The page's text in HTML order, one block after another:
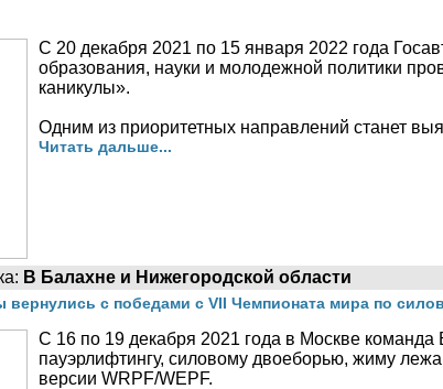
С 20 декабря 2021 по 15 января 2022 года
образования, науки и молодежной политики
каникулы».
Одним из приоритетных направлений станет
Читать дальше...
В Балахне и Нижегородской области
вернулись с победами с VII Чемпионата мира по
С 16 по 19 декабря 2021 года в Москве
пауэрлифтингу, силовому двоеборью, жиму
версии WRPF/WEPF.